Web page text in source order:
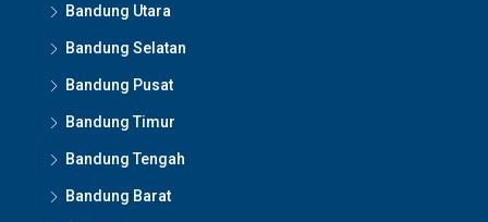
Bandung Utara
Bandung Selatan
Bandung Pusat
Bandung Timur
Bandung Tengah
Bandung Barat